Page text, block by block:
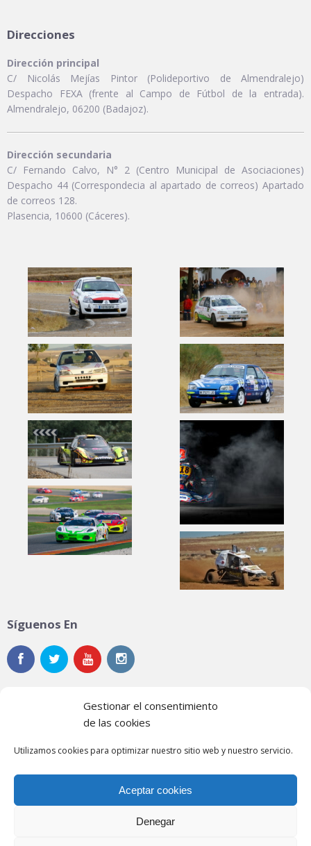
Gestionar el consentimiento
de las cookies
Utilizamos cookies para optimizar nuestro sitio web y nuestro servicio.
Aceptar cookies
Denegar
Direcciones
Dirección principal
C/ Nicolás Mejías Pintor (Polideportivo de Almendralejo)
Despacho FEXA (frente al Campo de Fútbol de la entrada).
Almendralejo, 06200 (Badajoz).
Dirección secundaria
C/ Fernando Calvo, N° 2 (Centro Municipal de Asociaciones)
Despacho 44 (Correspondecia al apartado de correos) Apartado
de correos 128.
Plasencia, 10600 (Cáceres).
Síguenos En
Noticias